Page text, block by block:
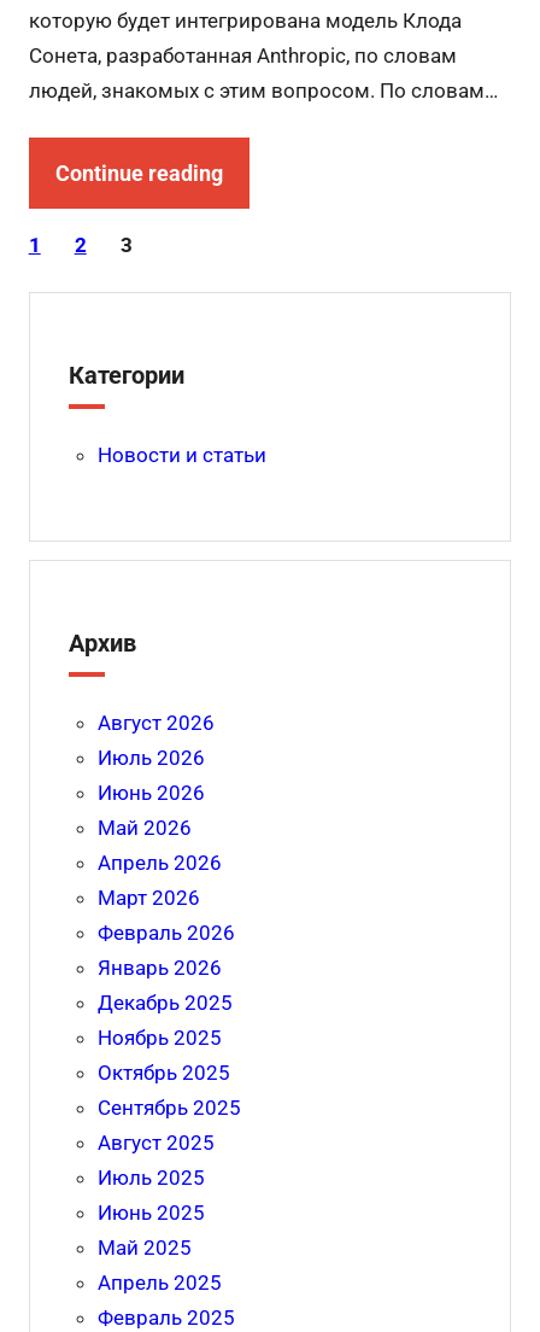
которую будет интегрирована модель Клода
Сонета, разработанная Anthropic, по словам
людей, знакомых с этим вопросом. По словам…
Continue reading
1 2 3
Категории
Новости и статьи
Архив
Август 2026
Июль 2026
Июнь 2026
Май 2026
Апрель 2026
Март 2026
Февраль 2026
Январь 2026
Декабрь 2025
Ноябрь 2025
Октябрь 2025
Сентябрь 2025
Август 2025
Июль 2025
Июнь 2025
Май 2025
Апрель 2025
Февраль 2025